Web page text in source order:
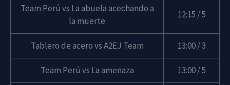
Team Perú vs La abuela acechando a
la muerte
12:15 / 5
Tablero de acero vs A2EJ Team 13:00 / 3
Team Perú vs La amenaza 13:00 / 5